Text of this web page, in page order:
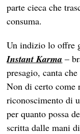
parte cieca che
consuma.
Un indizio lo offre
Instant Karma –
presagio, canta
Non di certo come
riconoscimento di
per quanto possa
scritta dalle mani